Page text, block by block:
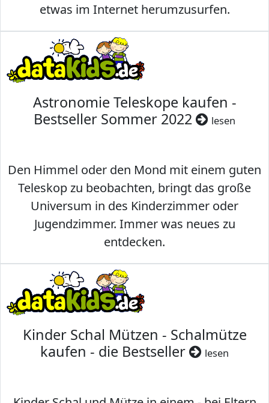
etwas im Internet herumzusurfen.
Astronomie Teleskope kaufen -
Bestseller Sommer 2022
lesen
Den Himmel oder den Mond mit einem guten
Teleskop zu beobachten, bringt das große
Universum in des Kinderzimmer oder
Jugendzimmer. Immer was neues zu
entdecken.
Kinder Schal Mützen - Schalmütze
kaufen - die Bestseller
lesen